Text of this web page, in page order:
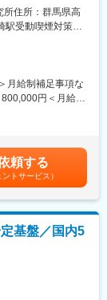
前例にとらわれな
各国の規制を習
画をまとめ上げる
けます。
胞構築、培養プ
案、スケールア
イトへの技術移
子治療）の原薬パ
料（研究計画
マへの飛躍を掲
めています。遺
はなく、構築し
する業務を通じ
することができ
養担当者とし
に携わることが
薬の生産・開発
所住所：群馬県高
駅受動喫煙対策：
月給制補足事項な
円＜月給＞
定手当を含めた表
頼する
ントサービス）
基盤／国内5